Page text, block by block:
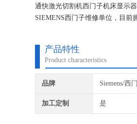
通快激光切割机西门子机床显示
SIEMENS西门子维修单位，目
产品特性
Product characteristics
品牌 Siemens/西
加工定制 是